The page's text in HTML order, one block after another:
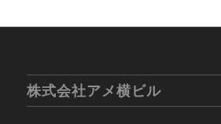
株式会社アメ横ビル